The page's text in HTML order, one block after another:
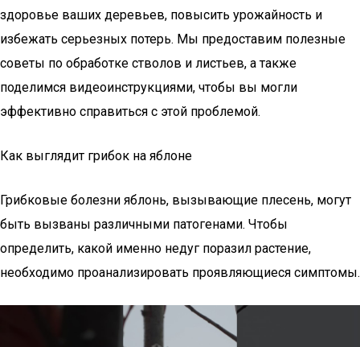
здоровье ваших деревьев, повысить урожайность и
избежать серьезных потерь. Мы предоставим полезные
советы по обработке стволов и листьев, а также
поделимся видеоинструкциями, чтобы вы могли
эффективно справиться с этой проблемой.
Как выглядит грибок на яблоне
Грибковые болезни яблонь, вызывающие плесень, могут
быть вызваны различными патогенами. Чтобы
определить, какой именно недуг поразил растение,
необходимо проанализировать проявляющиеся симптомы.